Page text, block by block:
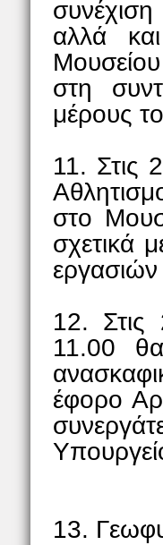
αλλά
στη
μέρους
11. Στις
στο
σχετικά
12.
11.00
έφορο
13.